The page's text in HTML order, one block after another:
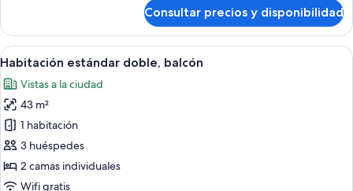
estándar
doble,
balcón,
al
jardín
Consultar precios y disponibilidad
Abrir
todas
las
fotos
de
Habitación
estándar
doble,
Habitación de hotel moderna con
4
Habitación estándar doble, balcón
Vistas a la ciudad
43 m²
1 habitación
3 huéspedes
2 camas individuales
Wifi gratis